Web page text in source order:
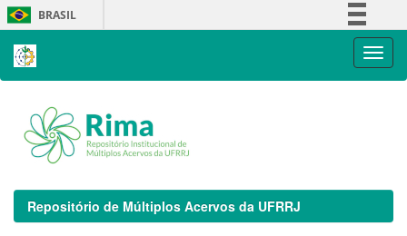
Skip
navigation
BRASIL
Repositório de Múltiplos Acervos da UFRRJ